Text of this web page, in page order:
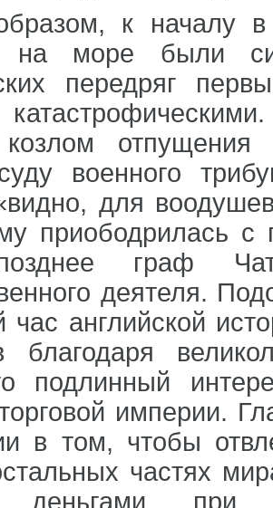
к началу
на море были
передряг
отпущения
военного
для
приободрилась
граф
деятеля.
час английской
благодаря
подлинный
империи.
в том, чтобы
частях
деньгами при